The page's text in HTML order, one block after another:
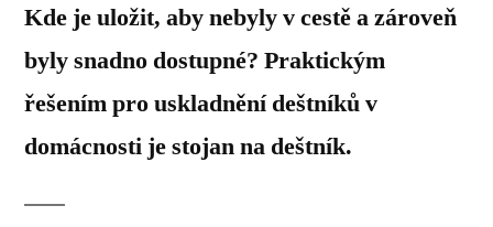
Kde je uložit, aby nebyly v cestě a zároveň
byly snadno dostupné? Praktickým
řešením pro uskladnění deštníků v
domácnosti je stojan na deštník.